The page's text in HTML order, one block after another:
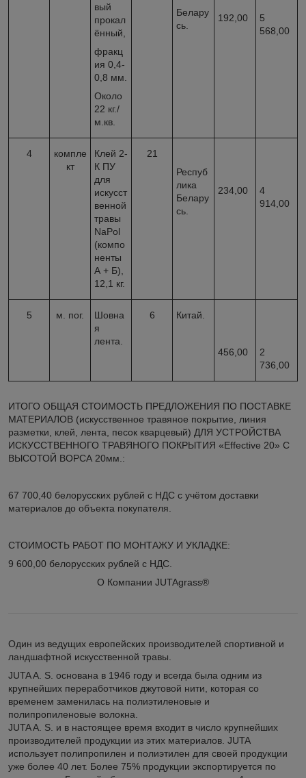
вый
прокал
ённый,
фракц
ия 0,4-
0,8 мм.
Около
22 кг./
м.кв.
Белару
сь.
192,00
5
568,00
4
компле
кт
Клей 2-
К ПУ
для
искусст
венной
травы
NaPol
(компо
ненты
А + Б),
12,1 кг.
21
Респуб
лика
Белару
сь.
234,00
4
914,00
5 м. пог.
Шовна
я
лента.
6 Китай.
456,00
2
736,00
ИТОГО ОБЩАЯ СТОИМОСТЬ ПРЕДЛОЖЕНИЯ ПО ПОСТАВКЕ
МАТЕРИАЛОВ (искусственное травяное покрытие, линия
разметки, клей, лента, песок кварцевый) ДЛЯ УСТРОЙСТВА
ИСКУССТВЕННОГО ТРАВЯНОГО ПОКРЫТИЯ «Effective 20» С
ВЫСОТОЙ ВОРСА 20мм.:
67 700,40 белорусских рублей с НДС с учётом доставки
материалов до объекта покупателя.
СТОИМОСТЬ РАБОТ ПО МОНТАЖУ И УКЛАДКЕ:
9 600,00 белорусских рублей с НДС.
О Компании JUTAgrass®
Один из ведущих европейских производителей спортивной и
ландшафтной искусственной травы.
JUTA A. S. основана в 1946 году и всегда была одним из
крупнейших переработчиков джутовой нити, которая со
временем заменилась на полиэтиленовые и
полипропиленовые волокна.
JUTA A. S. и в настоящее время входит в число крупнейших
производителей продукции из этих материалов. JUTA
использует полипропилен и полиэтилен для своей продукции
уже более 40 лет. Более 75% продукции экспортируется по